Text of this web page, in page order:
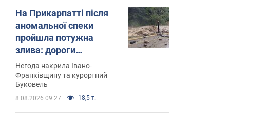
На Прикарпатті після
аномальної спеки
пройшла потужна
злива: дороги
перетворились на
річки. Відео
Негода накрила Івано-
Франківщину та курортний
Буковель
8.08.2026 09:27 18,5 т.